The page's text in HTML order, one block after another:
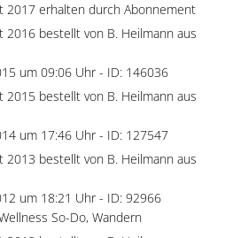
2017 erhalten durch Abonnement
2016 bestellt von B. Heilmann aus
um 09:06 Uhr - ID: 146036
2015 bestellt von B. Heilmann aus
um 17:46 Uhr - ID: 127547
2013 bestellt von B. Heilmann aus
um 18:21 Uhr - ID: 92966
So-Do, Wandern